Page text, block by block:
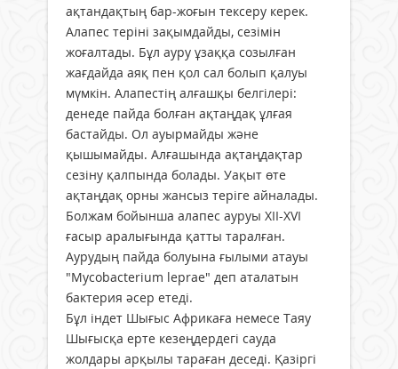
ақтандақтың бар-жоғын тексеру керек.
Алапес теріні зақымдайды, сезімін
жоғалтады. Бұл ауру ұзаққа созылған
жағдайда аяқ пен қол сал болып қалуы
мүмкін. Алапестің алғашқы белгілері:
денеде пайда болған ақтаңдақ ұлғая
бастайды. Ол ауырмайды және
қышымайды. Алғашында ақтаңдақтар
сезіну қалпында болады. Уақыт өте
ақтаңдақ орны жансыз теріге айналады.
Болжам бойынша алапес ауруы ХІІ-ХVI
ғасыр аралығында қатты таралған.
Аурудың пайда болуына ғылыми атауы
"Mycobacterium leprae" деп аталатын
бактерия әсер етеді.
Бұл індет Шығыс Африкаға немесе Таяу
Шығысқа ерте кезеңдердегі сауда
жолдары арқылы тараған деседі. Қазіргі